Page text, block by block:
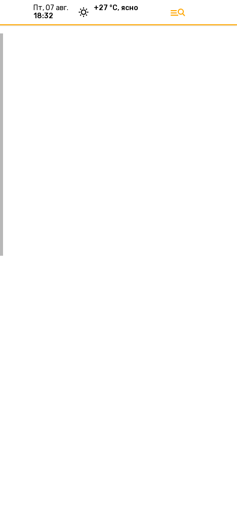
пт, 07 авг.
18:32
+27 °С, ясно